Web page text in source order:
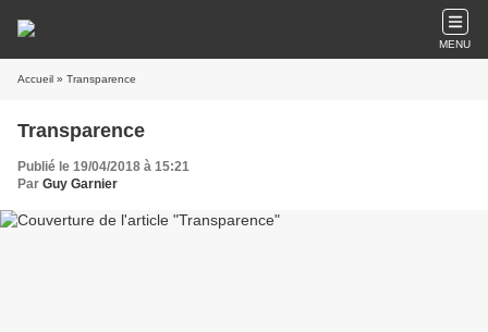
MENU
Accueil » Transparence
Transparence
Publié le 19/04/2018 à 15:21
Par Guy Garnier